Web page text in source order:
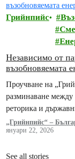
Грийнпийс
Независимо от
възобновяемата
Проучване на
разминаване между
реторика и
„Грийнпийс“ –
януари 22, 2026
See all stories